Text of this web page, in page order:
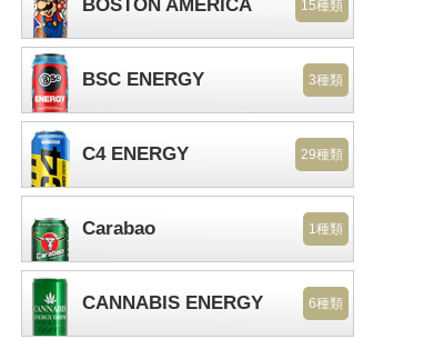
BOSTON AMERICA 15種類
BSC ENERGY 3種類
C4 ENERGY 29種類
Carabao 1種類
CANNABIS ENERGY 6種類